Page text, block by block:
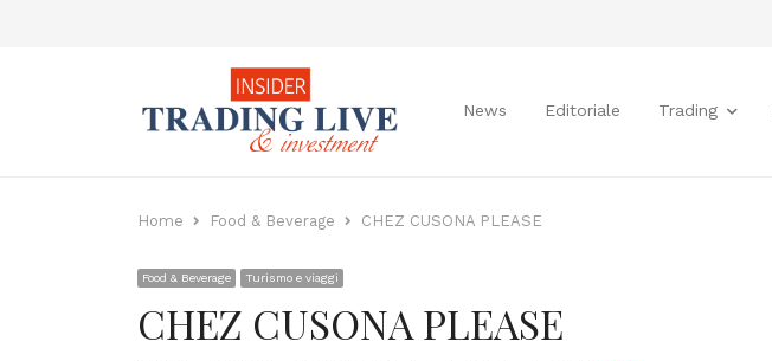
News Editoriale Trading
Home Food & Beverage CHEZ CUSONA PLEASE
Food & Beverage Turismo e viaggi
CHEZ CUSONA PLEASE